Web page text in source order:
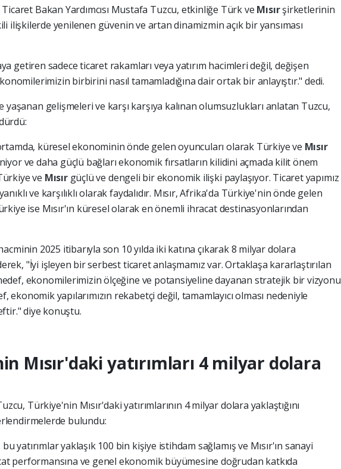
Bakan Yardımcısı Mustafa Tuzcu, etkinliğe Türk ve Mısırşirketlerinin
ilişkilerde yenilenen güvenin ve artan dinamizmin açık bir yansıması
getiren sadece ticaret rakamları veya yatırım hacimleri değil, değişen
birbirini nasıl tamamladığına dair ortak bir anlayıştır." dedi.
yaşanan gelişmeleri ve karşı karşıya kalınan olumsuzlukları anlatan Tuzcu,
küresel ekonominin önde gelen oyuncuları olarak Türkiye ve Mısır
ve daha güçlü bağları ekonomik fırsatların kilidini açmada kilit önem
ve Mısır güçlü ve dengeli bir ekonomik ilişki paylaşıyor. Ticaret yapımız
ve karşılıklı olarak faydalıdır. Mısır, Afrika'da Türkiye'nin önde gelen
ise Mısır'ın küresel olarak en önemli ihracat destinasyonlarından
2025 itibarıyla son 10 yılda iki katına çıkarak 8 milyar dolara
"İyi işleyen bir serbest ticaret anlaşmamız var. Ortaklaşa kararlaştırılan
ekonomilerimizin ölçeğine ve potansiyeline dayanan stratejik bir vizyonu
ekonomik yapılarımızın rekabetçi değil, tamamlayıcı olması nedeniyle
diye konuştu.
Mısır'daki yatırımları 4 milyar dolara
Türkiye'nin Mısır'daki yatırımlarının 4 milyar dolara yaklaştığını
bulundu:
yatırımlar yaklaşık 100 bin kişiye istihdam sağlamış ve Mısır'ın sanayi
performansına ve genel ekonomik büyümesine doğrudan katkıda